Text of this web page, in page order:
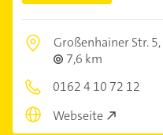
Großenhainer Str. 5,
7,6 km
0162 4 10 72 12
Webseite